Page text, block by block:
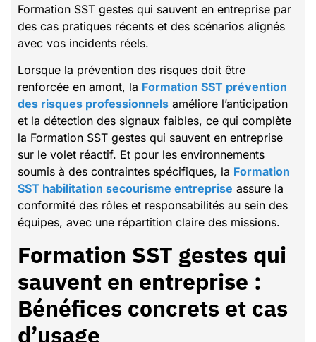
Formation SST gestes qui sauvent en entreprise par
des cas pratiques récents et des scénarios alignés
avec vos incidents réels.
Lorsque la prévention des risques doit être
renforcée en amont, la Formation SST prévention
des risques professionnels améliore l’anticipation
et la détection des signaux faibles, ce qui complète
la Formation SST gestes qui sauvent en entreprise
sur le volet réactif. Et pour les environnements
soumis à des contraintes spécifiques, la Formation
SST habilitation secourisme entreprise assure la
conformité des rôles et responsabilités au sein des
équipes, avec une répartition claire des missions.
Formation SST gestes qui
sauvent en entreprise :
Bénéfices concrets et cas
d’usage